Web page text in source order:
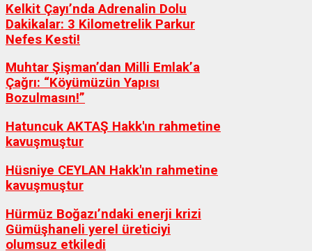
Kelkit Çayı’nda Adrenalin Dolu
Dakikalar: 3 Kilometrelik Parkur
Nefes Kesti!
Muhtar Şişman’dan Milli Emlak’a
Çağrı: “Köyümüzün Yapısı
Bozulmasın!”
Hatuncuk AKTAŞ Hakk'ın rahmetine
kavuşmuştur
Hüsniye CEYLAN Hakk'ın rahmetine
kavuşmuştur
Hürmüz Boğazı’ndaki enerji krizi
Gümüşhaneli yerel üreticiyi
olumsuz etkiledi